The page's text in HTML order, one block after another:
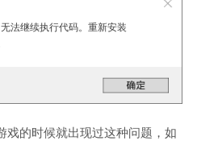
法继续执行代码。重新安装
戏的时候就出现过这种问题，如